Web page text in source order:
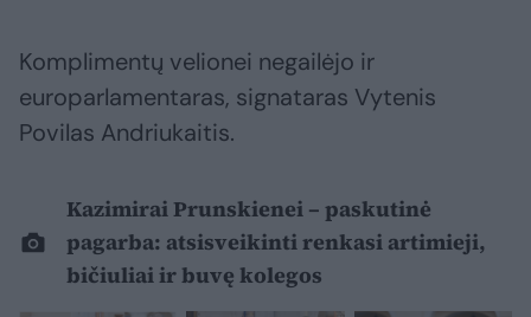
Komplimentų velionei negailėjo ir
europarlamentaras, signataras Vytenis
Povilas Andriukaitis.
Kazimirai Prunskienei – paskutinė
pagarba: atsisveikinti renkasi artimieji,
bičiuliai ir buvę kolegos